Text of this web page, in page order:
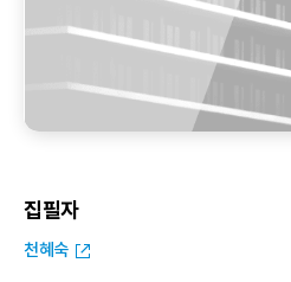
집필자
천혜숙